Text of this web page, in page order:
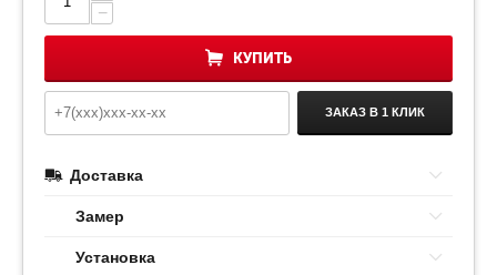
−
КУПИТЬ
ЗАКАЗ В 1 КЛИК
Доставка
Замер
Установка